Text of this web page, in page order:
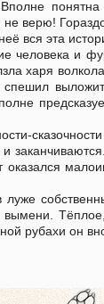
Вполне
не верю!
вся эта
человека и
харя
рубахи он